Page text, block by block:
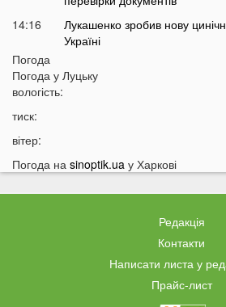
14:16
Лукашенко зробив нову
Україні
14:01
продають зелене м'ясо:
13:30
у чоловіків: деталі
У Луцьку утворився
Відомий російський музикант
стало відомо, що він тут
В українців можуть забрати
Погода
Погода у Луцьку
вологість:
тиск:
вітер:
Погода на sinoptik.ua у Харкові
Редакція
Контакти
Написати листа у
Прайс-лист